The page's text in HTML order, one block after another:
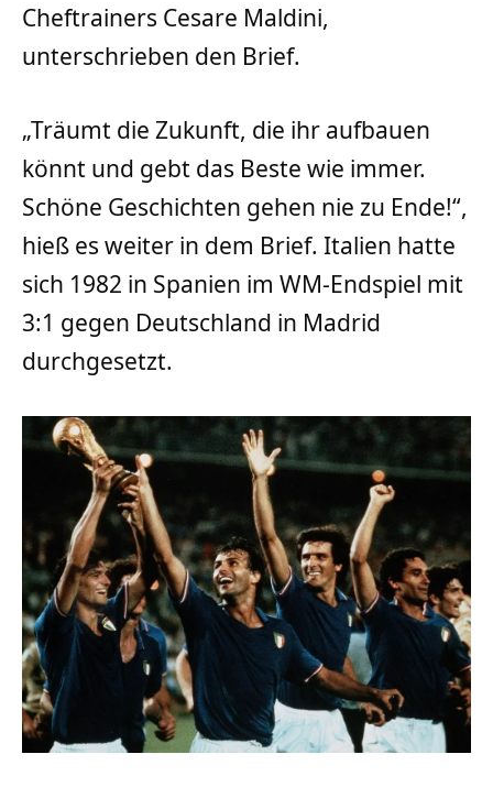
Cheftrainers Cesare Maldini,
unterschrieben den Brief.
„Träumt die Zukunft, die ihr aufbauen
könnt und gebt das Beste wie immer.
Schöne Geschichten gehen nie zu Ende!“,
hieß es weiter in dem Brief. Italien hatte
sich 1982 in Spanien im WM-Endspiel mit
3:1 gegen Deutschland in Madrid
durchgesetzt.